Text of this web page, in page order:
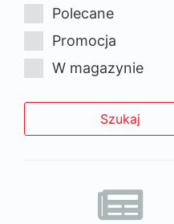
Polecane
Promocja
W magazynie